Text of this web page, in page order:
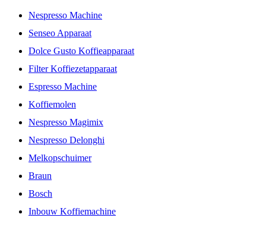
Nespresso Machine
Senseo Apparaat
Dolce Gusto Koffieapparaat
Filter Koffiezetapparaat
Espresso Machine
Koffiemolen
Nespresso Magimix
Nespresso Delonghi
Melkopschuimer
Braun
Bosch
Inbouw Koffiemachine